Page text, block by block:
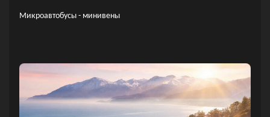
Микроавтобусы - минивены